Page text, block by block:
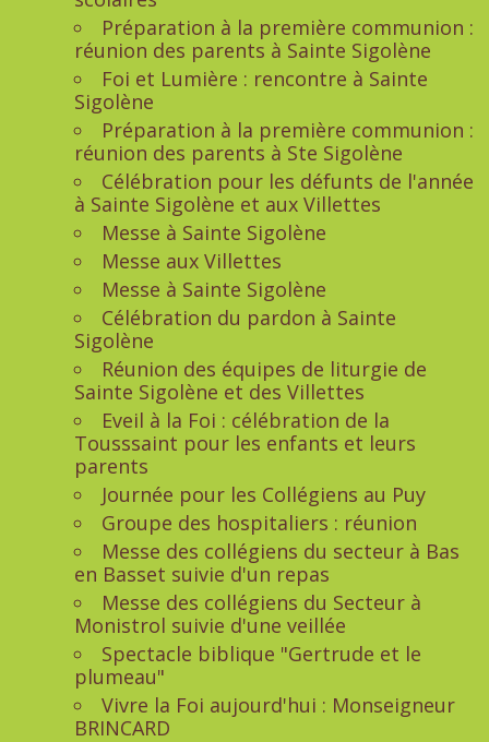
Préparation à la première communion :
réunion des parents à Sainte Sigolène
Foi et Lumière : rencontre à Sainte
Sigolène
Préparation à la première communion :
réunion des parents à Ste Sigolène
Célébration pour les défunts de l'année
à Sainte Sigolène et aux Villettes
Messe à Sainte Sigolène
Messe aux Villettes
Messe à Sainte Sigolène
Célébration du pardon à Sainte
Sigolène
Réunion des équipes de liturgie de
Sainte Sigolène et des Villettes
Eveil à la Foi : célébration de la
Tousssaint pour les enfants et leurs
parents
Journée pour les Collégiens au Puy
Groupe des hospitaliers : réunion
Messe des collégiens du secteur à Bas
en Basset suivie d'un repas
Messe des collégiens du Secteur à
Monistrol suivie d'une veillée
Spectacle biblique "Gertrude et le
plumeau"
Vivre la Foi aujourd'hui : Monseigneur
BRINCARD